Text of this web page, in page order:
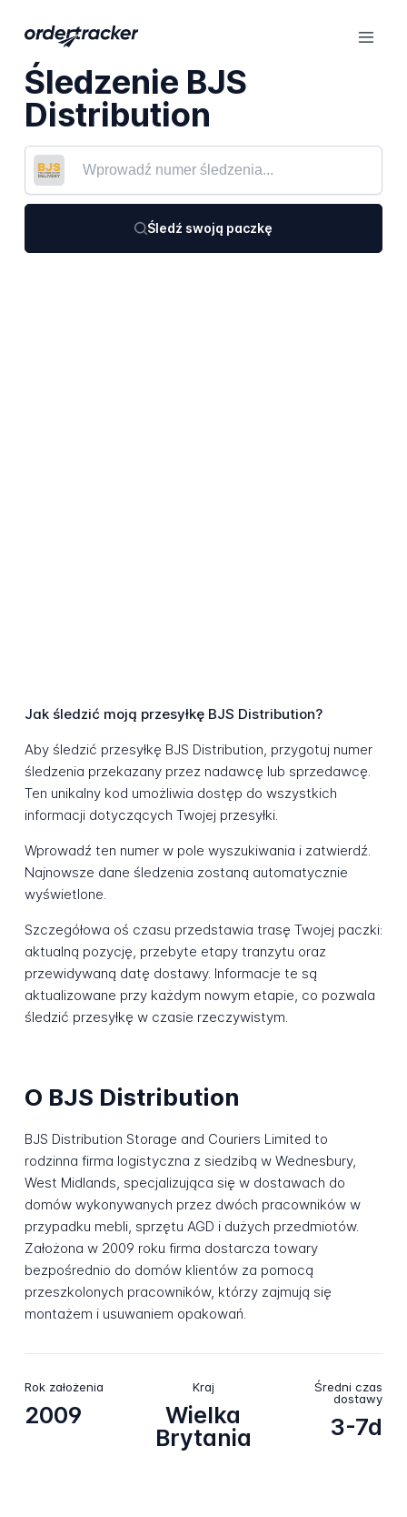
Śledzenie BJS
Distribution
Śledź swoją paczkę
Jak śledzić moją przesyłkę BJS Distribution?
Aby śledzić przesyłkę BJS Distribution, przygotuj numer
śledzenia przekazany przez nadawcę lub sprzedawcę.
Ten unikalny kod umożliwia dostęp do wszystkich
informacji dotyczących Twojej przesyłki.
Wprowadź ten numer w pole wyszukiwania i zatwierdź.
Najnowsze dane śledzenia zostaną automatycznie
wyświetlone.
Szczegółowa oś czasu przedstawia trasę Twojej paczki:
aktualną pozycję, przebyte etapy tranzytu oraz
przewidywaną datę dostawy. Informacje te są
aktualizowane przy każdym nowym etapie, co pozwala
śledzić przesyłkę w czasie rzeczywistym.
O BJS Distribution
BJS Distribution Storage and Couriers Limited to
rodzinna firma logistyczna z siedzibą w Wednesbury,
West Midlands, specjalizująca się w dostawach do
domów wykonywanych przez dwóch pracowników w
przypadku mebli, sprzętu AGD i dużych przedmiotów.
Założona w 2009 roku firma dostarcza towary
bezpośrednio do domów klientów za pomocą
przeszkolonych pracowników, którzy zajmują się
montażem i usuwaniem opakowań.
Rok założenia
2009
Kraj
Wielka
Brytania
Średni czas
dostawy
3-7d